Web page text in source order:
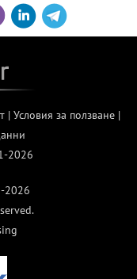
| Условия за ползване|
2026
2026